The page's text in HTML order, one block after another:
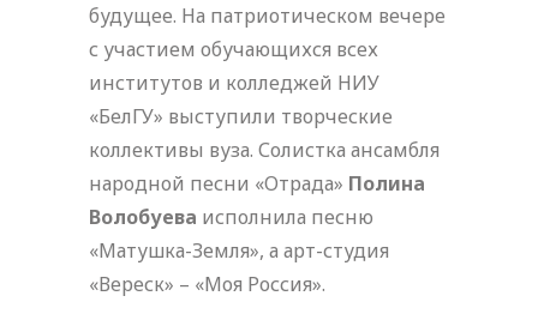
будущее. На патриотическом вечере
с участием обучающихся всех
институтов и колледжей НИУ
«БелГУ» выступили творческие
коллективы вуза. Солистка ансамбля
народной песни «Отрада» Полина
Волобуева исполнила песню
«Матушка-Земля», а арт-студия
«Вереск» – «Моя Россия».